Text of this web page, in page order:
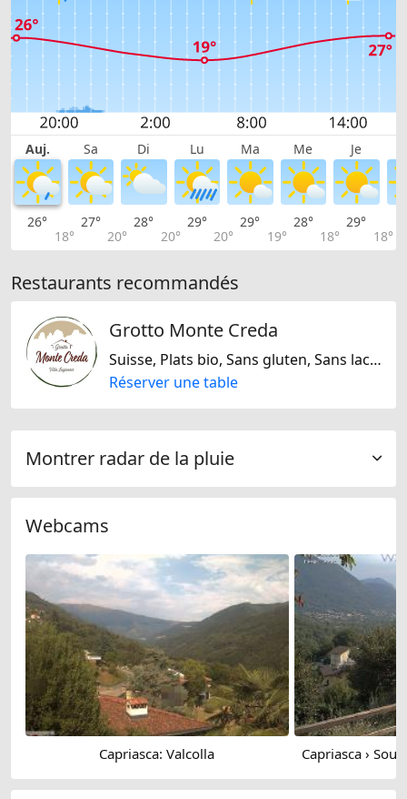
Auj. Sa Di Lu Ma Me Je
26°
18°
27°
20°
28°
20°
29°
20°
29°
19°
28°
18°
29°
18°
Restaurants recommandés
Grotto Monte Creda
Suisse, Plats bio, Sans gluten, Sans lactose, Italienne, Méditarranéenne
Réserver une table
Montrer radar de la pluie
Webcams
Capriasca: Valcolla